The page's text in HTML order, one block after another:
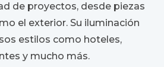
de proyectos, desde piezas
el exterior. Su iluminación
estilos como hoteles,
y mucho más.